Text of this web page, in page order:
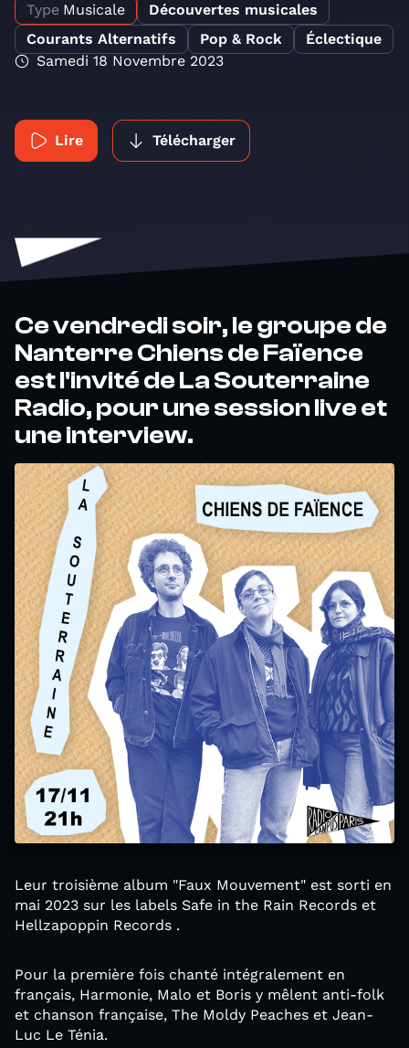
Type Musicale
Découvertes musicales
Courants Alternatifs
Pop & Rock
Éclectique
Samedi 18 Novembre 2023
Lire Télécharger
Ce vendredi soir, le groupe de
Nanterre Chiens de Faïence
est l'invité de La Souterraine
Radio, pour une session live et
une interview.
Leur troisième album "Faux Mouvement" est sorti en
mai 2023 sur les labels Safe in the Rain Records et
Hellzapoppin Records .
Pour la première fois chanté intégralement en
français, Harmonie, Malo et Boris y mêlent anti-folk
et chanson française, The Moldy Peaches et Jean-
Luc Le Ténia.